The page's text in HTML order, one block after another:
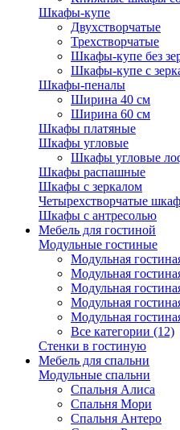
Шкафы-купе
Двухстворчатые
Трехстворчатые
Шкафы-купе без
Шкафы-купе с
Шкафы-пеналы
Ширина 40 см
Ширина 60 см
Шкафы платяные
Шкафы угловые
Шкафы угловые
Шкафы распашные
Шкафы с зеркалом
Четырехстворчатые
Шкафы с антресолью
Мебель для гостиной
Модульные гостиные
Модульная
Модульная
Модульная
Модульная
Модульная
Все категории (12)
Стенки в гостиную
Мебель для спальни
Модульные спальни
Спальня Алиса
Спальня Мори
Спальня Антеро